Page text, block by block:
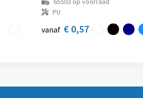
PU
vanaf € 0,57